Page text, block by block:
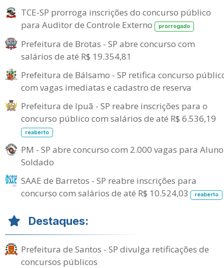
TCE-SP prorroga inscrições do concurso público
para Auditor de Controle Externo
prorrogado
Prefeitura de Brotas - SP abre concurso com
salários de até R$ 19.354,81
Prefeitura de Bálsamo - SP retifica concurso
com vagas imediatas e cadastro de reserva
Prefeitura de Ipuã - SP reabre inscrições para o
concurso público com salários de até R$ 6.536,19
reaberto
PM - SP abre concurso com 2.000 vagas para
Soldado
SAAE de Barretos - SP reabre inscrições para
concurso com salários de até R$ 10.524,03
reaberto
Destaques:
Prefeitura de Santos - SP divulga retificações de
concursos públicos